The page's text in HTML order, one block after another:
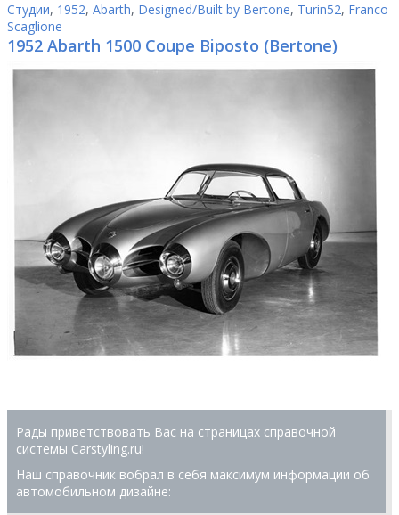
Студии, 1952, Abarth, Designed/Built by Bertone, Turin52, Franco
Scaglione
1952 Abarth 1500 Coupe Biposto (Bertone)
Рады приветствовать Вас на страницах справочной
системы Сarstyling.ru!
Наш справочник вобрал в себя максимум информации об
автомобильном дизайне: